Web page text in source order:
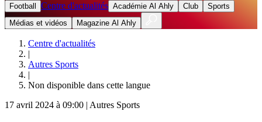
Football Centre d'actualités Académie Al Ahly Club
Sports
Médias et vidéos
Magazine Al Ahly
Centre d'actualités
|
Autres Sports
|
Non disponible dans cette langue
17 avril 2024 à 09:00 | Autres Sports